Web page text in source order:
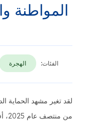
المواطنة
الفئات: الهجرة
لقد تغير مشهد الحماية
من